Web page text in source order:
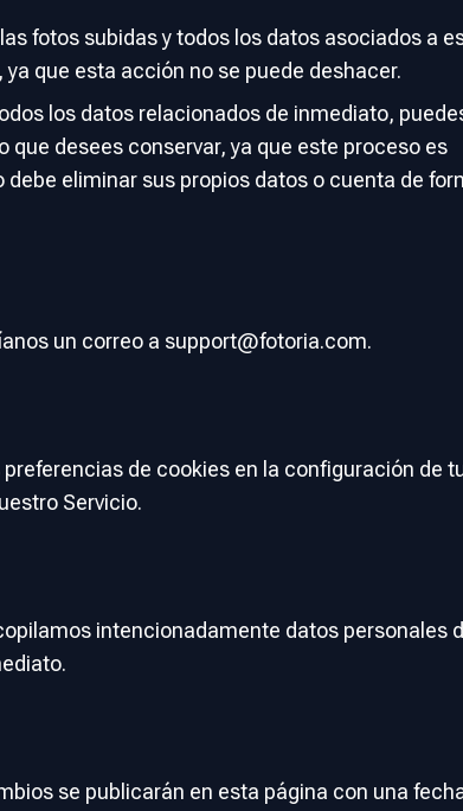
fotos subidas y todos los datos asociados a
que esta acción no se puede deshacer.
los datos relacionados de inmediato,
desees conservar, ya que este proceso es
eliminar sus propios datos o cuenta de
un correo a support@fotoria.com.
de cookies en la configuración de
Servicio.
intencionadamente datos personales
se publicarán en esta página con una